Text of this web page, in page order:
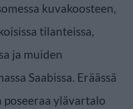
kuvakoosteen,
tilanteissa,
ja muiden
Saabissa. Eräässä
poseeraa ylävartalo